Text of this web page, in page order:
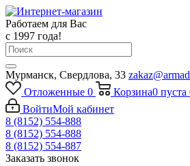
Работаем для Вас
с 1997 года!
Мурманск, Свердлова, 33
Отложенные 0 Корзина0 пуста
ВойтиМой кабинет
8 (8152) 554-888
8 (8152) 554-888
8 (8152) 554-887
Заказать звонок